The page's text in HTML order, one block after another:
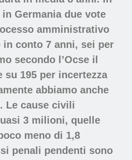
Germania due vote
amministrativo
in conto 7 anni, sei per
secondo l’Ocse il
su 195 per incertezza
abbiamo anche
Le cause civili
3 milioni, quelle
meno di 1,8
penali pendenti sono